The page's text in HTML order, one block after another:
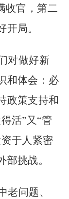
收官，第二
局。
对做好新
和体会：必
政策支持和
活”又 “管
于人紧密
挑战。
老问题、